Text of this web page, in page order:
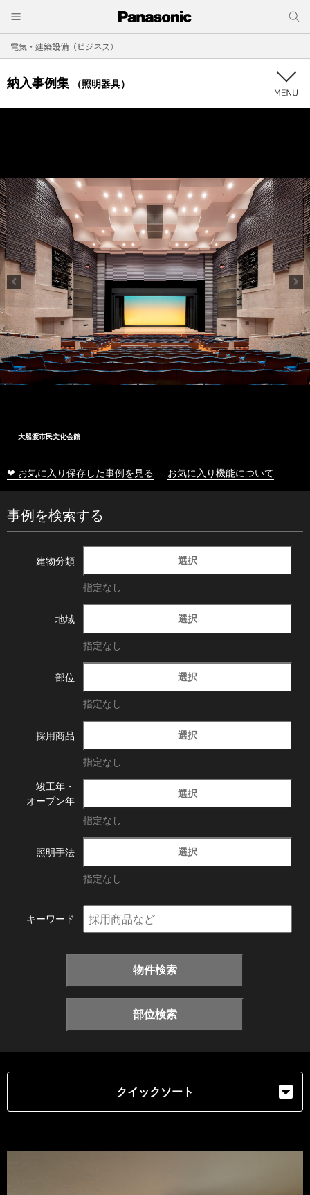
電気・建築設備（ビジネス）
納入事例集 （照明器具）
大船渡市民文化会館
❤ お気に入り保存した事例を見る お気に入り機能について
事例を検索する
建物分類 選択
指定なし
地域 選択
指定なし
部位 選択
指定なし
採用商品 選択
指定なし
竣工年・
オープン年
選択
指定なし
照明手法 選択
指定なし
キーワード
物件検索
部位検索
クイックソート